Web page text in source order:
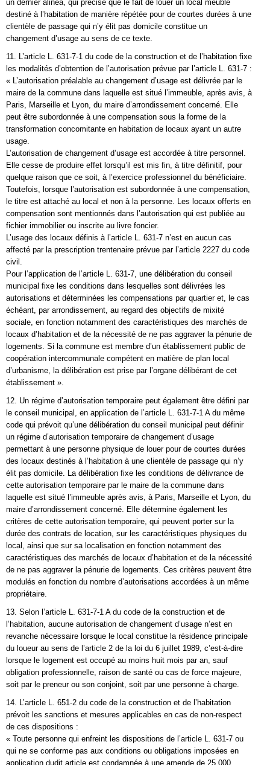
un dernier alinéa, qui précise que le fait de louer un local meublé
destiné à l’habitation de manière répétée pour de courtes durées à une
clientèle de passage qui n’y élit pas domicile constitue un
changement d’usage au sens de ce texte.
11. L’article L. 631-7-1 du code de la construction et de l’habitation fixe
les modalités d’obtention de l’autorisation prévue par l’article L. 631-7 :
« L’autorisation préalable au changement d’usage est délivrée par le
maire de la commune dans laquelle est situé l’immeuble, après avis, à
Paris, Marseille et Lyon, du maire d’arrondissement concerné. Elle
peut être subordonnée à une compensation sous la forme de la
transformation concomitante en habitation de locaux ayant un autre
usage.
L’autorisation de changement d’usage est accordée à titre personnel.
Elle cesse de produire effet lorsqu’il est mis fin, à titre définitif, pour
quelque raison que ce soit, à l’exercice professionnel du bénéficiaire.
Toutefois, lorsque l’autorisation est subordonnée à une compensation,
le titre est attaché au local et non à la personne. Les locaux offerts en
compensation sont mentionnés dans l’autorisation qui est publiée au
fichier immobilier ou inscrite au livre foncier.
L’usage des locaux définis à l’article L. 631-7 n’est en aucun cas
affecté par la prescription trentenaire prévue par l’article 2227 du code
civil.
Pour l’application de l’article L. 631-7, une délibération du conseil
municipal fixe les conditions dans lesquelles sont délivrées les
autorisations et déterminées les compensations par quartier et, le cas
échéant, par arrondissement, au regard des objectifs de mixité
sociale, en fonction notamment des caractéristiques des marchés de
locaux d’habitation et de la nécessité de ne pas aggraver la pénurie de
logements. Si la commune est membre d’un établissement public de
coopération intercommunale compétent en matière de plan local
d’urbanisme, la délibération est prise par l’organe délibérant de cet
établissement ».
12. Un régime d’autorisation temporaire peut également être défini par
le conseil municipal, en application de l’article L. 631-7-1 A du même
code qui prévoit qu’une délibération du conseil municipal peut définir
un régime d’autorisation temporaire de changement d’usage
permettant à une personne physique de louer pour de courtes durées
des locaux destinés à l’habitation à une clientèle de passage qui n’y
élit pas domicile. La délibération fixe les conditions de délivrance de
cette autorisation temporaire par le maire de la commune dans
laquelle est situé l’immeuble après avis, à Paris, Marseille et Lyon, du
maire d’arrondissement concerné. Elle détermine également les
critères de cette autorisation temporaire, qui peuvent porter sur la
durée des contrats de location, sur les caractéristiques physiques du
local, ainsi que sur sa localisation en fonction notamment des
caractéristiques des marchés de locaux d’habitation et de la nécessité
de ne pas aggraver la pénurie de logements. Ces critères peuvent être
modulés en fonction du nombre d’autorisations accordées à un même
propriétaire.
13. Selon l’article L. 631-7-1 A du code de la construction et de
l’habitation, aucune autorisation de changement d’usage n’est en
revanche nécessaire lorsque le local constitue la résidence principale
du loueur au sens de l’article 2 de la loi du 6 juillet 1989, c’est-à-dire
lorsque le logement est occupé au moins huit mois par an, sauf
obligation professionnelle, raison de santé ou cas de force majeure,
soit par le preneur ou son conjoint, soit par une personne à charge.
14. L’article L. 651-2 du code de la construction et de l’habitation
prévoit les sanctions et mesures applicables en cas de non-respect
de ces dispositions :
« Toute personne qui enfreint les dispositions de l’article L. 631-7 ou
qui ne se conforme pas aux conditions ou obligations imposées en
application dudit article est condamnée à une amende de 25 000